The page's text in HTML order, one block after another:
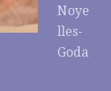
Noye
lles-
Goda